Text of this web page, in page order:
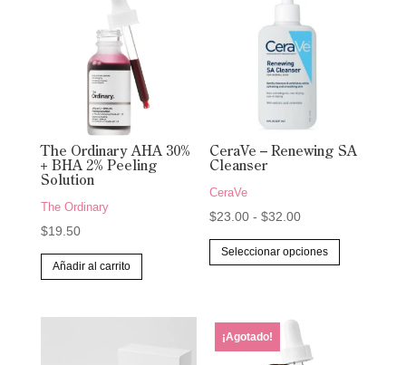
The Ordinary AHA 30%
+ BHA 2% Peeling
Solution
The Ordinary
$19.50
Añadir al carrito
CeraVe – Renewing SA
Cleanser
CeraVe
$23.00 - $32.00Rango
de
precios:
hasta
$32.00
Seleccionar opciones
Este
¡Agotado!